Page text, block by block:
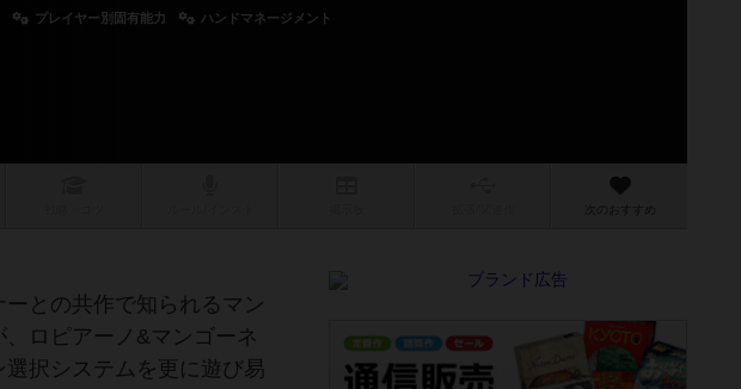
プレイヤー別固有能力
ハンドマネージメント
次のおすすめ
との共作で知られるマン
ロピアーノ&マンゴーネ
択システムを更に遊び易